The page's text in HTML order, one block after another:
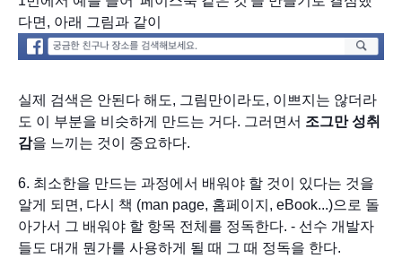
다면, 아래 그림과 같이
실제 검색은 안된다 해도, 그림만이라도, 이쁘지는 않더라
도 이 부분을 비슷하게 만드는 거다. 그러면서 조그만 성취
감을 느끼는 것이 중요하다.
6. 최소한을 만드는 과정에서 배워야 할 것이 있다는 것을
알게 되면, 다시 책 (man page, 홈페이지, eBook...)으로 돌
아가서 그 배워야 할 항목 전체를 정독한다. - 선수 개발자
들도 대개 뭔가를 사용하게 될 때 그 때 정독을 한다.